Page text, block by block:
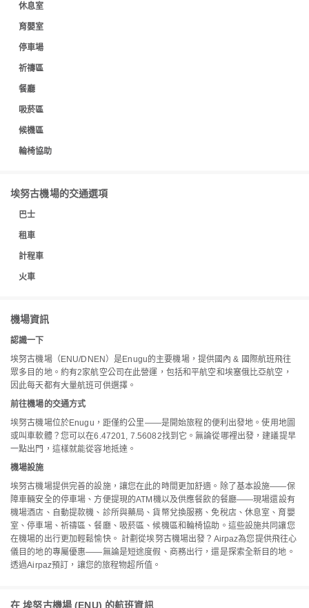
休息室
育嬰室
停車場
祈禱區
餐廳
吸菸區
候機區
輪椅協助
埃努古機場的交通選項
巴士
租車
計程車
火車
機場資訊
認識一下
埃努古機場（ENU/DNEN）是Enugu的主要機場，提供國內 & 國際航班飛往
眾多目的地。約有2家航空公司在此營運，包括和平航空和埃塞俄比亞航空，
因此每天都有大量航班可供選擇。
前往機場的交通方式
埃努古機場位於Enugu，距僅約公里——是開始旅程的便利出發地。使用地圖
或叫車軟體？您可以在6.47201, 7.56082找到它。無論從哪裡出發，建議提早
一點出門，這樣就能從容地抵達。
機場設施
埃努古機場提供完善的設施，讓您在此的時間更加舒適。除了基本設施——保
障車輛安全的停車場、方便提現的ATM機以及供應餐飲的餐廳——現場還設有
機場酒店、自動提款機、診所與藥局、貨幣兌換服務、免稅店、休息室、育嬰
室、停車場、祈禱區、餐廳、吸菸區、候機區和輪椅協助。這些設施共同讓您
在機場的出行更加輕鬆愉快。 計劃從埃努古機場出發？Airpaz為您提供飛往心
儀目的地的專屬優惠——無論是短途度假、商務出行，還是探索全新目的地。
透過Airpaz預訂，讓您的旅程物超所值。
在 埃努古機場 (ENU) 的航班資訊